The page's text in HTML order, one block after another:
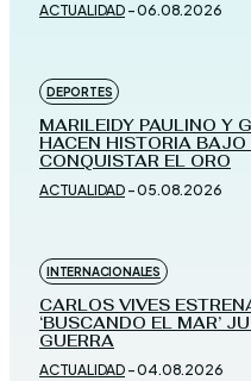
ACTUALIDAD -06.08.2026
DEPORTES
MARILEIDY PAULINO Y
HACEN HISTORIA
CONQUISTAR EL ORO
ACTUALIDAD -05.08.2026
INTERNACIONALES
CARLOS VIVES
‘BUSCANDO EL MAR’
GUERRA
ACTUALIDAD -04.08.2026